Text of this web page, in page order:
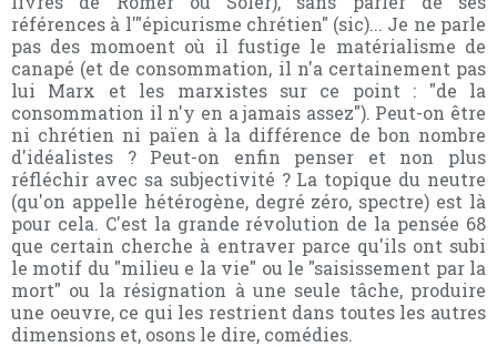
références à l'"épicurisme chrétien" (sic)... Je ne parle
pas des momoent où il fustige le matérialisme de
canapé (et de consommation, il n'a certainement pas
lui Marx et les marxistes sur ce point : "de la
consommation il n'y en a jamais assez"). Peut-on être
ni chrétien ni païen à la différence de bon nombre
d'idéalistes ? Peut-on enfin penser et non plus
réfléchir avec sa subjectivité ? La topique du neutre
(qu'on appelle hétérogène, degré zéro, spectre) est là
pour cela. C'est la grande révolution de la pensée 68
que certain cherche à entraver parce qu'ils ont subi
le motif du "milieu e la vie" ou le "saisissement par la
mort" ou la résignation à une seule tâche, produire
une oeuvre, ce qui les restrient dans toutes les autres
dimensions et, osons le dire, comédies.